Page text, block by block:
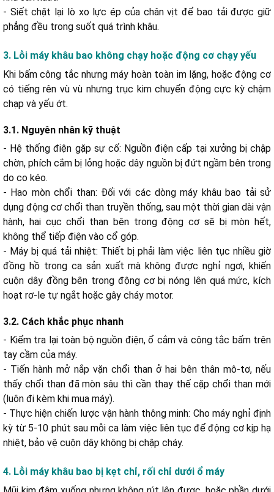
- Siết chặt lại lò xo lực ép của chân vịt để bao tải được giữ
phẳng đều trong suốt quá trình khâu.
3. Lỗi máy khâu bao không chạy hoặc động cơ chạy yếu
Khi bấm công tắc nhưng máy hoàn toàn im lặng, hoặc động cơ
có tiếng rên vù vù nhưng trục kim chuyển động cực kỳ chậm
chạp và yếu ớt.
3.1. Nguyên nhân kỹ thuật
- Hệ thống điện gặp sự cố: Nguồn điện cấp tại xưởng bị chập
chờn, phích cắm bị lỏng hoặc dây nguồn bị đứt ngầm bên trong
do co kéo.
- Hao mòn chổi than: Đối với các dòng máy khâu bao tải sử
dụng động cơ chổi than truyền thống, sau một thời gian dài vận
hành, hai cục chổi than bên trong động cơ sẽ bị mòn hết,
không thể tiếp điện vào cổ góp.
- Máy bị quá tải nhiệt: Thiết bị phải làm việc liên tục nhiều giờ
đồng hồ trong ca sản xuất mà không được nghỉ ngơi, khiến
cuộn dây đồng bên trong động cơ bị nóng lên quá mức, kích
hoạt rơ-le tự ngắt hoặc gây cháy motor.
3.2. Cách khắc phục nhanh
- Kiểm tra lại toàn bộ nguồn điện, ổ cắm và công tắc bấm trên
tay cầm của máy.
- Tiến hành mở nắp vặn chổi than ở hai bên thân mô-tơ, nếu
thấy chổi than đã mòn sâu thì cần thay thế cặp chổi than mới
(luôn đi kèm khi mua máy).
- Thực hiện chiến lược vận hành thông minh: Cho máy nghỉ định
kỳ từ 5-10 phút sau mỗi ca làm việc liên tục để động cơ kịp hạ
nhiệt, bảo vệ cuộn dây không bị chập cháy.
4. Lỗi máy khâu bao bị kẹt chỉ, rối chỉ dưới ổ máy